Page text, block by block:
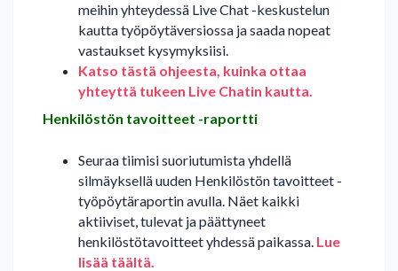
meihin yhteydessä Live Chat -keskustelun
kautta työpöytäversiossa ja saada nopeat
vastaukset kysymyksiisi.
Katso tästä ohjeesta, kuinka ottaa
yhteyttä tukeen Live Chatin kautta.
Henkilöstön tavoitteet -raportti
Seuraa tiimisi suoriutumista yhdellä
silmäyksellä uuden Henkilöstön tavoitteet -
työpöytäraportin avulla. Näet kaikki
aktiiviset, tulevat ja päättyneet
henkilöstötavoitteet yhdessä paikassa. Lue
lisää täältä.